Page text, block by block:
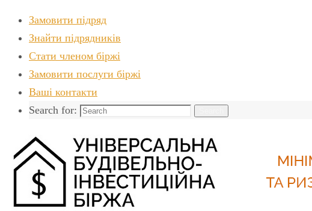
Замовити підряд
Знайти пiдрядникiв
Стати членом біржі
Замовити послуги біржі
Ваші контакти
Search for: